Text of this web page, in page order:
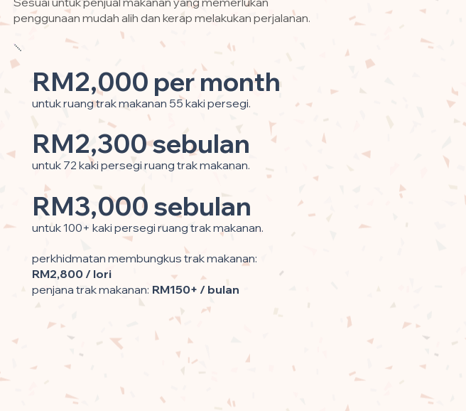
penggunaan mudah alih dan kerap melakukan perjalanan.
RM2,000 per month
untuk ruang trak makanan 55 kaki persegi.
untuk 72 kaki persegi ruang trak makanan.
RM2,300 sebulan
untuk 100+ kaki persegi ruang trak makanan.
RM3,000 sebulan
perkhidmatan membungkus trak makanan:
RM2,800 / lori
penjana trak makanan: RM150+ / bulan